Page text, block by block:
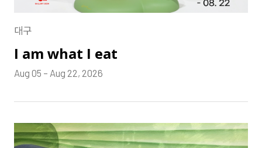
대구
I am what I eat
Aug 05 – Aug 22, 2026